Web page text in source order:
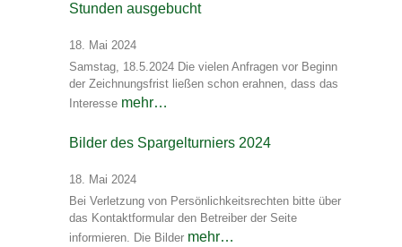
Stunden ausgebucht
18. Mai 2024
Samstag, 18.5.2024 Die vielen Anfragen vor Beginn
der Zeichnungsfrist ließen schon erahnen, dass das
Interesse mehr…
Bilder des Spargelturniers 2024
18. Mai 2024
Bei Verletzung von Persönlichkeitsrechten bitte über
das Kontaktformular den Betreiber der Seite
informieren. Die Bilder mehr…